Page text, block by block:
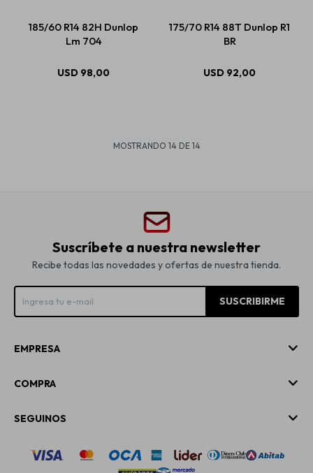
185/60 R14 82H Dunlop
Lm 704
USD 98,00
175/70 R14 88T Dunlop R1
BR
USD 92,00
MOSTRANDO 14 DE 14
Suscríbete a nuestra newsletter
Recibe todas las novedades y ofertas de nuestra tienda.
SUSCRIBIRME
EMPRESA
COMPRA
SEGUINOS